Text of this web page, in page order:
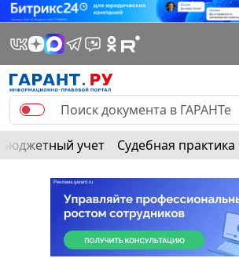
Бюджетный учет Судебная практика